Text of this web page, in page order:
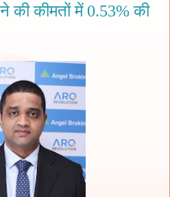
की कीमतों में 0.53% की